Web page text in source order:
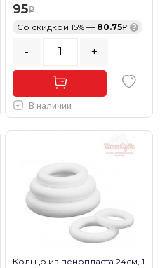
95
Со скидкой 15% — 80.75 ?
- +
В наличии
Кольцо из пенопласта 24см, 1